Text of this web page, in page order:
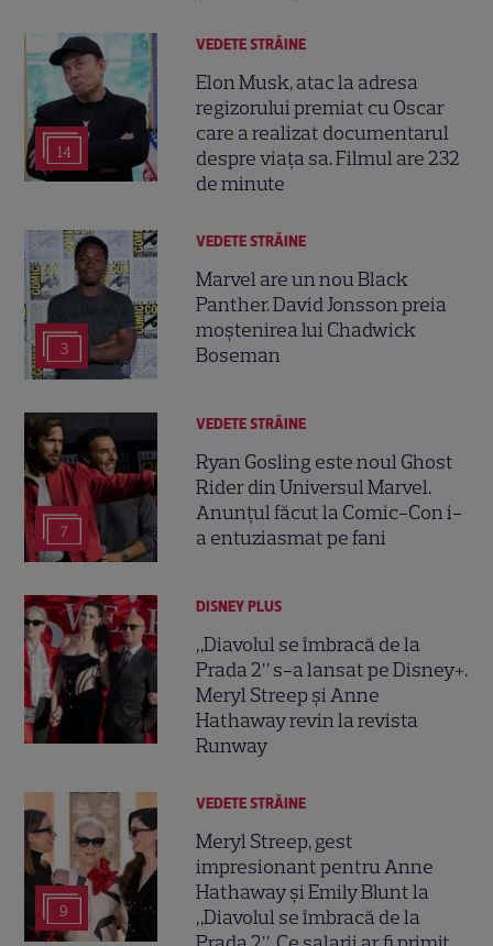
14
VEDETE STRĂINE
Elon Musk, atac la adresa
regizorului premiat cu Oscar
care a realizat documentarul
despre viața sa. Filmul are 232
de minute
3
VEDETE STRĂINE
Marvel are un nou Black
Panther. David Jonsson preia
moștenirea lui Chadwick
Boseman
7
VEDETE STRĂINE
Ryan Gosling este noul Ghost
Rider din Universul Marvel.
Anunțul făcut la Comic-Con i-
a entuziasmat pe fani
DISNEY PLUS
„Diavolul se îmbracă de la
Prada 2” s-a lansat pe Disney+.
Meryl Streep și Anne
Hathaway revin la revista
Runway
9
VEDETE STRĂINE
Meryl Streep, gest
impresionant pentru Anne
Hathaway și Emily Blunt la
„Diavolul se îmbracă de la